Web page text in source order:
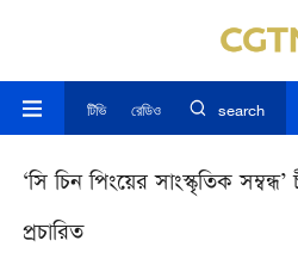
টিভি রেডিও search
‘সি চিন পিংয়ের সাংস্কৃতিক
প্রচারিত